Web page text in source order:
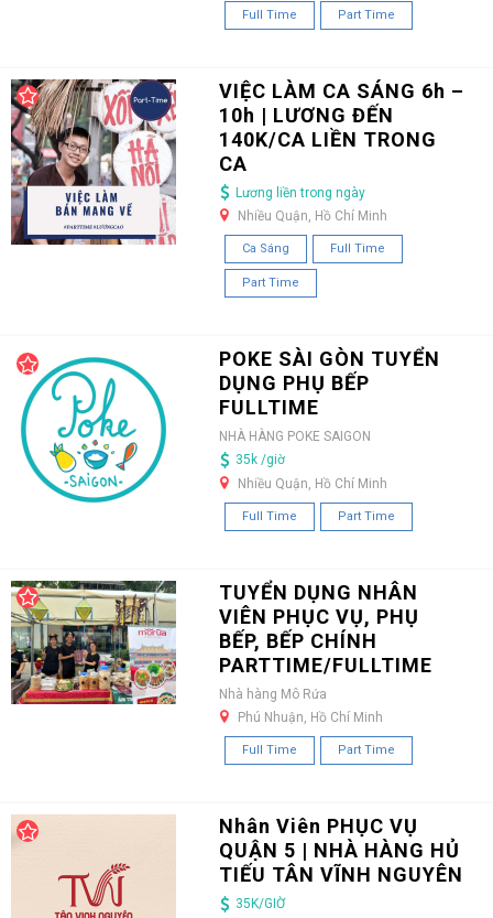
Full Time Part Time
VIỆC LÀM CA SÁNG 6h –
10h | LƯƠNG ĐẾN
140K/CA LIỀN TRONG
CA
Lương liền trong ngày
Nhiều Quận, Hồ Chí Minh
Ca Sáng Full Time
Part Time
POKE SÀI GÒN TUYỂN
DỤNG PHỤ BẾP
FULLTIME
NHÀ HÀNG POKE SAIGON
35k /giờ
Nhiều Quận, Hồ Chí Minh
Full Time Part Time
TUYỂN DỤNG NHÂN
VIÊN PHỤC VỤ, PHỤ
BẾP, BẾP CHÍNH
PARTTIME/FULLTIME
Nhà hàng Mô Rứa
Phú Nhuận, Hồ Chí Minh
Full Time Part Time
Nhân Viên PHỤC VỤ
QUẬN 5 | NHÀ HÀNG HỦ
TIẾU TÂN VĨNH NGUYÊN
35K/GIỜ